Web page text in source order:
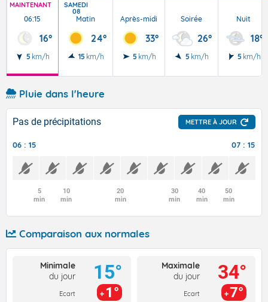
MAINTENANT
06:15
16°
5 km/h
SAMEDI
08
Matin
24°
15 km/h
Après-midi
33°
5 km/h
Soirée
26°
5 km/h
Nuit
18°
5 km/h
Pluie dans l'heure
Pas de précipitations METTRE À JOUR
06 : 15 07 : 15
5
min
10
min
20
min
30
min
40
min
50
min
Comparaison aux normales
Minimale
du jour
Ecart
15°
1°
Maximale
du jour
Ecart
34°
7°